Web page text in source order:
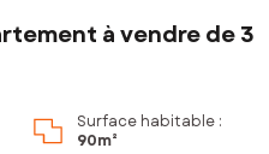
à vendre de 3
Surface habitable :
90m²